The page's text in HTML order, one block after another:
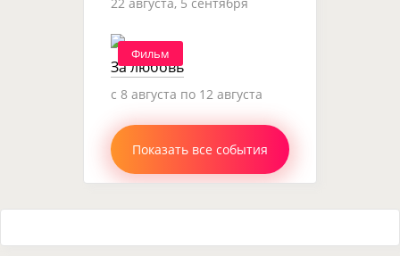
Фильм
За любовь
c 8 августа по 12 августа
Показать все события